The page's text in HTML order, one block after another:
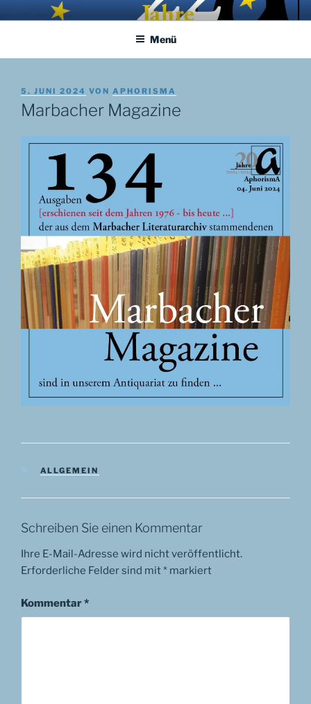
InhaltAPHORISMA.EU
… links und rechts von Jerusalem …
Menü
VERÖFFENTLICHT
AM
5. JUNI 2024 VON APHORISMA
Marbacher Magazine
KATEGORIEN
ALLGEMEIN
Schreiben Sie einen Kommentar
Ihre E-Mail-Adresse wird nicht veröffentlicht.
Erforderliche Felder sind mit* markiert
Kommentar*